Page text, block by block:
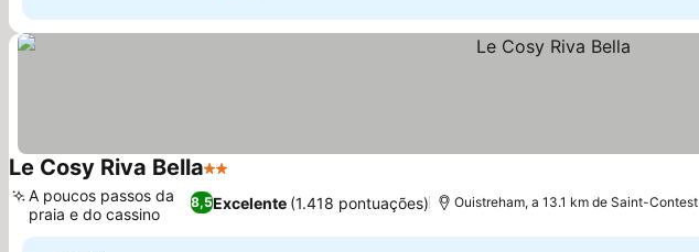
Le Cosy Riva Bella2 Estrelas
8,5Excelente (1.418 pontuações)
A poucos passos da
praia e do cassino
Ouistreham, a 13.1 km de Saint-Contest